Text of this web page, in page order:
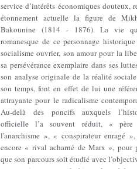
service d’intérêts économiques douteux,
étonnement actuelle la figure de
Bakounine (1814 - 1876). La vie
romanesque de ce personnage
socialisme ouvrier, son amour pour la
sa persévérance exemplaire dans ses
son analyse originale de la réalité
son temps, font en effet de lui une
attrayante pour le radicalisme
Au-delà des poncifs auxquels
officielle l’a souvent réduit, « père
l'anarchisme », « conspirateur enragé
encore « rival acharné de Marx », pour
que son parcours soit étudié avec